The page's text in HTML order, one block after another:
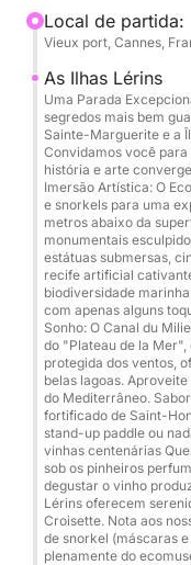
aos locais mais
Francesa. Você
águas turquesas
coração do
experiência
prestigiado Cap
Bilionários, onde
comparável à
conforto, bebidas
bordo, e
estão disponíveis
O serviço a bordo
profissional que
uma comunicação
personalizada.
e o consumo fixo
incluídos no
diretamente no
experiência de
para um dia
Local de partida:
Vieux port, Cannes,
As Ilhas Lérins
Uma Parada
segredos mais bem
Sainte-Marguerite e a
Convidamos você
história e arte
Imersão Artística: O
e snorkels para uma
metros abaixo da
monumentais
estátuas submersas,
recife artificial
biodiversidade
com apenas alguns
Sonho: O Canal du
do "Plateau de la Mer",
protegida dos ventos,
belas lagoas.
do Mediterrâneo.
fortificado de Saint-
stand-up paddle ou
vinhas centenárias
sob os pinheiros
degustar o vinho
Lérins oferecem
Croisette. Nota aos
de snorkel (máscaras
plenamente do